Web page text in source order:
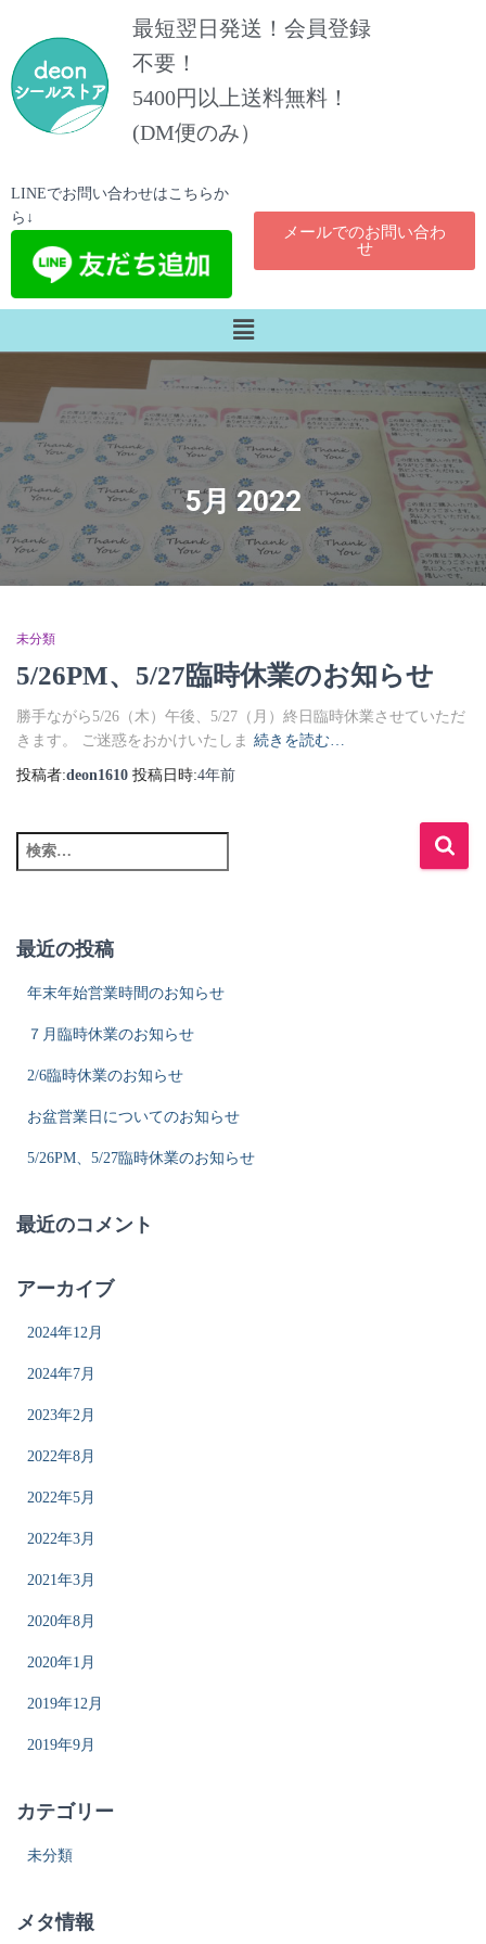
最短翌日発送！会員登録
不要！
5400円以上送料無料！​
(DM便のみ）
LINEでお問い合わせはこちらか
ら↓
メールでのお問い合わ
せ
5月 2022
未分類
5/26PM、5/27臨時休業のお知らせ
勝手ながら5/26（木）午後、5/27（月）終日臨時休業させていただ
きます。 ご迷惑をおかけいたしま 続きを読む…
投稿者:deon1610 投稿日時:4年前
最近の投稿
年末年始営業時間のお知らせ
７月臨時休業のお知らせ
2/6臨時休業のお知らせ
お盆営業日についてのお知らせ
5/26PM、5/27臨時休業のお知らせ
最近のコメント
アーカイブ
2024年12月
2024年7月
2023年2月
2022年8月
2022年5月
2022年3月
2021年3月
2020年8月
2020年1月
2019年12月
2019年9月
カテゴリー
未分類
メタ情報